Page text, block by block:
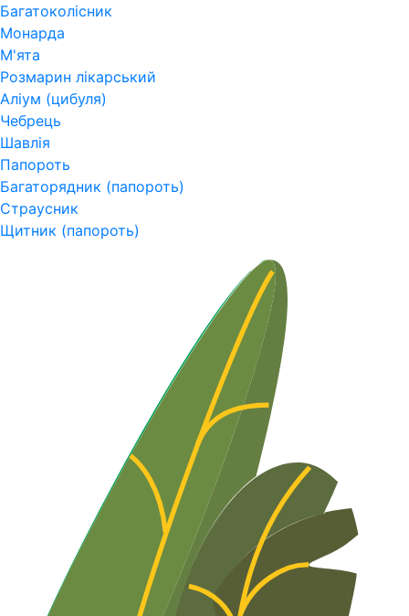
Багатоколісник
Монарда
М'ята
Розмарин лікарський
Аліум (цибуля)
Чебрець
Шавлія
Папороть
Багаторядник (папороть)
Страусник
Щитник (папороть)